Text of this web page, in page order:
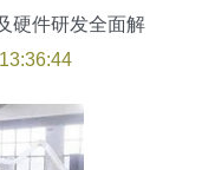
硬件研发全面解